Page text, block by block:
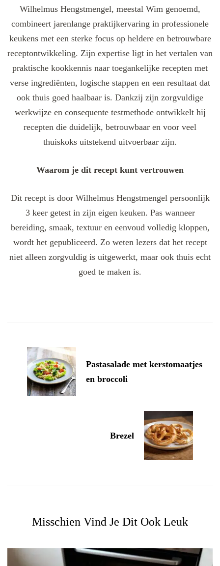
Wilhelmus Hengstmengel, meestal Wim genoemd,
combineert jarenlange praktijkervaring in professionele
keukens met een sterke focus op heldere en betrouwbare
receptontwikkeling. Zijn expertise ligt in het vertalen van
praktische kookkennis naar toegankelijke recepten met
verse ingrediënten, logische stappen en een resultaat dat
ook thuis goed haalbaar is. Dankzij zijn zorgvuldige
werkwijze en consequente testmethode ontwikkelt hij
recepten die duidelijk, betrouwbaar en voor veel
thuiskoks uitstekend uitvoerbaar zijn.
Waarom je dit recept kunt vertrouwen
Dit recept is door Wilhelmus Hengstmengel persoonlijk
3 keer getest in zijn eigen keuken. Pas wanneer
bereiding, smaak, textuur en eenvoud volledig kloppen,
wordt het gepubliceerd. Zo weten lezers dat het recept
niet alleen zorgvuldig is uitgewerkt, maar ook thuis echt
goed te maken is.
Navigation
Pastasalade met kerstomaatjes
en broccoli
Brezel
Misschien Vind Je Dit Ook Leuk